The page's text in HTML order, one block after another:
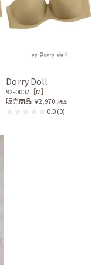
Dorry Doll
92-0002［M］
販売商品 ￥2,970 (税込)
0.0(0)